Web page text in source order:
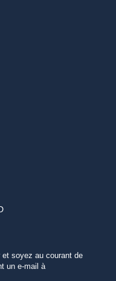
et soyez au courant de
un e-mail à